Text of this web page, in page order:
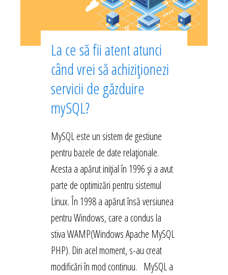
La ce să fii atent atunci
când vrei să achiziționezi
servicii de găzduire
mySQL?
MySQL este un sistem de gestiune
pentru bazele de date relaționale.
Acesta a apărut inițial în 1996 și a avut
parte de optimizări pentru sistemul
Linux. În 1998 a apărut însă versiunea
pentru Windows, care a condus la
stiva WAMP(Windows Apache MySQL
PHP). Din acel moment, s-au creat
modificări în mod continuu. MySQL a